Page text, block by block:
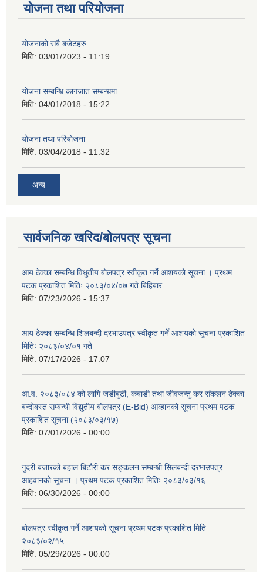
योजना तथा परियोजना
योजनाको सबै बजेटहरु
मिति: 03/01/2023 - 11:19
याेजना सम्बन्धि कागजात सम्बन्धमा
मिति: 04/01/2018 - 15:22
याेजना तथा परियाेजना
मिति: 03/04/2018 - 11:32
अन्य
सार्वजनिक खरिद/बोलपत्र सूचना
आय ठेक्का सम्बन्धि विधुतीय बोलपत्र स्वीकृत गर्ने आशयको सूचना । प्रथम
पटक प्रकाशित मितिः २०८३/०४/०७ गते बिहिबार
मिति: 07/23/2026 - 15:37
आय ठेक्का सम्बन्धि शिलबन्दी दरभाउपत्र स्वीकृत गर्ने आशयको सूचना प्रकाशित
मितिः २०८३/०४/०१ गते
मिति: 07/17/2026 - 17:07
आ.व. २०८३/०८४ को लागि जडीबुटी, कबाडी तथा जीवजन्तु कर संकलन ठेक्का
बन्दोबस्त सम्बन्धी विद्युतीय बोलपत्र (E-Bid) आव्हानको सूचना प्रथम पटक
प्रकाशित सूचना (२०८३/०३/१७)
मिति: 07/01/2026 - 00:00
गुदरी बजारको बहाल बिटौरी कर सङ्कलन सम्बन्धी सिलबन्दी दरभाउपत्र
आहवानको सूचना । प्रथम पटक प्रकाशित मितिः २०८३/०३/१६
मिति: 06/30/2026 - 00:00
बोलपत्र स्वीकृत गर्ने आशयको सूचना प्रथम पटक प्रकाशित मिति
२०८३/०२/१५
मिति: 05/29/2026 - 00:00